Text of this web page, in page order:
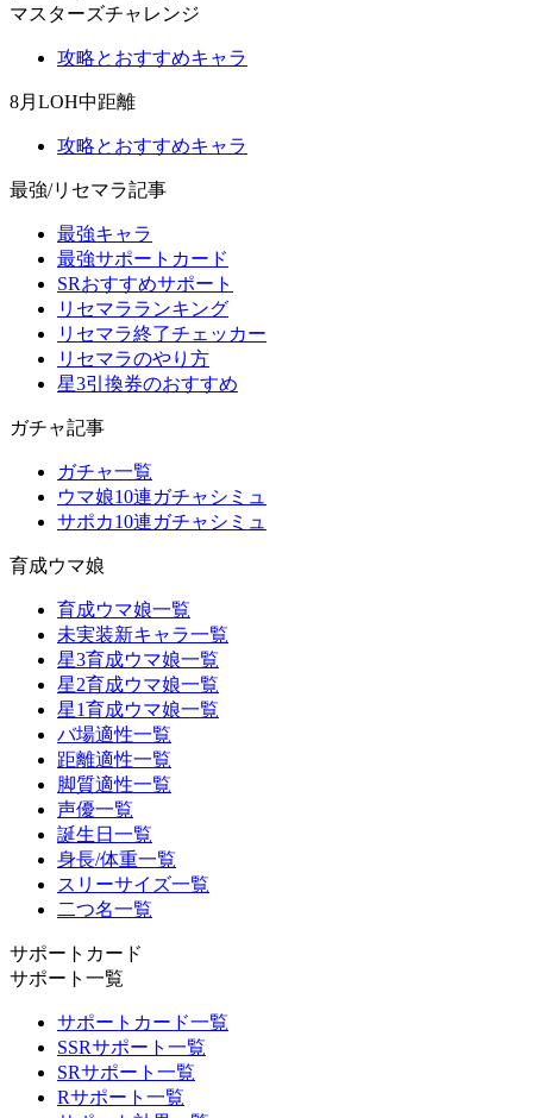
マスターズチャレンジ
攻略とおすすめキャラ
8月LOH中距離
攻略とおすすめキャラ
最強/リセマラ記事
最強キャラ
最強サポートカード
SRおすすめサポート
リセマラランキング
リセマラ終了チェッカー
リセマラのやり方
星3引換券のおすすめ
ガチャ記事
ガチャ一覧
ウマ娘10連ガチャシミュ
サポカ10連ガチャシミュ
育成ウマ娘
育成ウマ娘一覧
未実装新キャラ一覧
星3育成ウマ娘一覧
星2育成ウマ娘一覧
星1育成ウマ娘一覧
バ場適性一覧
距離適性一覧
脚質適性一覧
声優一覧
誕生日一覧
身長/体重一覧
スリーサイズ一覧
二つ名一覧
サポートカード
サポート一覧
サポートカード一覧
SSRサポート一覧
SRサポート一覧
Rサポート一覧